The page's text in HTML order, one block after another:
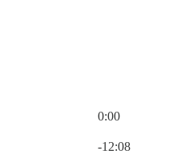
0:00
-12:08